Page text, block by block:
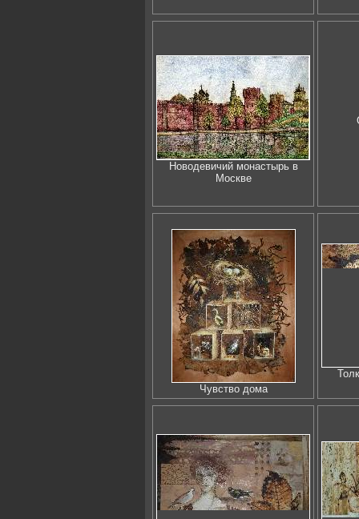
Новодевичий монастырь в
Москве
Чувство дома